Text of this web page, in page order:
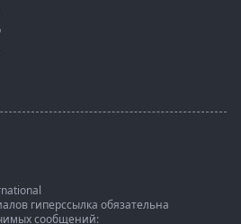
гиперссылка обязательна
сообщений: